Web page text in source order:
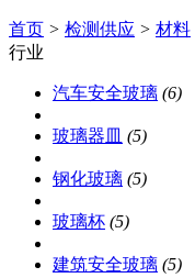
首页 > 检测供应 > 材料
行业
汽车安全玻璃 (6)
玻璃器皿 (5)
钢化玻璃 (5)
玻璃杯 (5)
建筑安全玻璃 (5)